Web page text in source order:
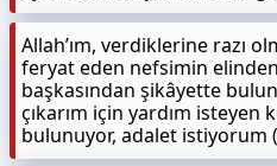
Allah’ım, verdiklerine razı
feryat eden nefsimin
başkasından şikâyette
çıkarım için yardım
bulunuyor, adalet istiyorum